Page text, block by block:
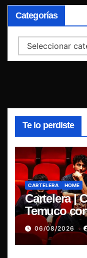
Categorías
Categorías
Te lo perdiste
CARTELERA HOME
Cartelera |
Temuco
de indie
06/08/2026